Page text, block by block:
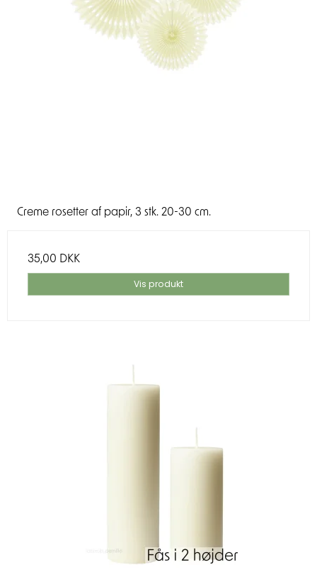
Creme rosetter af papir, 3 stk. 20-30 cm.
35,00 DKK
Vis produkt